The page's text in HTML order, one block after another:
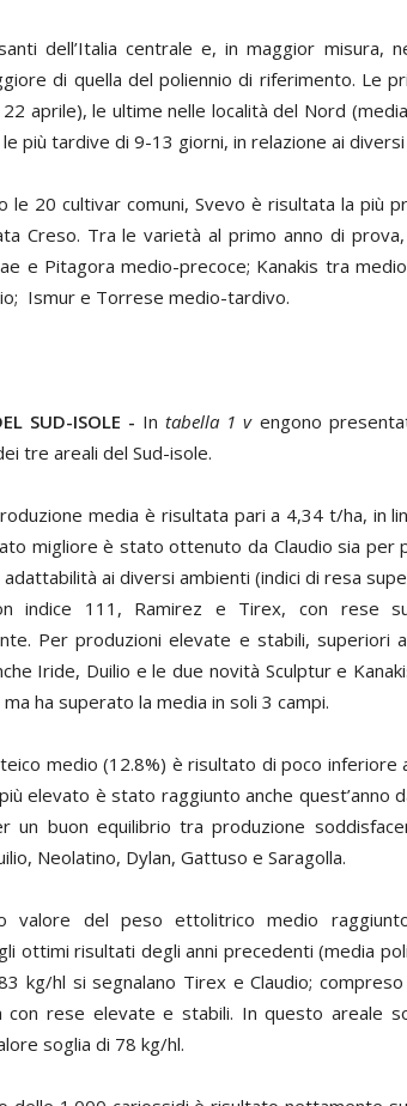
dell’Italia centrale e, in maggior misura,
di quella del poliennio di riferimento. Le
22 aprile), le ultime nelle località del Nord
più tardive di 9-13 giorni, in relazione ai diversi
le 20 cultivar comuni, Svevo è risultata la più
Creso. Tra le varietà al primo anno di
e Pitagora medio-precoce; Kanakis tra
Ismur e Torrese medio-tardivo.
SUD-ISOLE - Intabella 1 v engono
tre areali del Sud-isole.
media è risultata pari a 4,34 t/ha, in
migliore è stato ottenuto da Claudio sia per
ai diversi ambienti (indici di resa
indice 111, Ramirez e Tirex, con rese
Per produzioni elevate e stabili, superiori
Iride, Duilio e le due novità Sculptur e
ha superato la media in soli 3 campi.
medio (12.8%) è risultato di poco inferiore
elevato è stato raggiunto anche quest’anno
un buon equilibrio tra produzione
Neolatino, Dylan, Gattuso e Saragolla.
valore del peso ettolitrico medio
ottimi risultati degli anni precedenti (media
kg/hl si segnalano Tirex e Claudio;
rese elevate e stabili. In questo areale
soglia di 78 kg/hl.